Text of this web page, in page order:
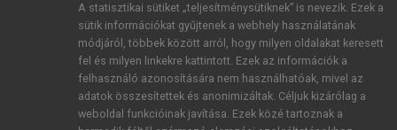
ÚJ FIÓK LÉTREHOZÁSA
1 óra díjmentes hozzáférés
E-MAIL-CÍM
A statisztikai sütiket „teljesítménysütiknek” is nevezik. Ezek a
sütik információkat gyűjtenek a webhely használatának
módjáról, többek között arról, hogy milyen oldalakat keresett
fel és milyen linkekre kattintott. Ezek az információk a
felhasználó azonosítására nem használhatóak, mivel az
adatok összesítettek és anonimizáltak. Céljuk kizárólag a
weboldal funkcióinak javítása. Ezek közé tartoznak a